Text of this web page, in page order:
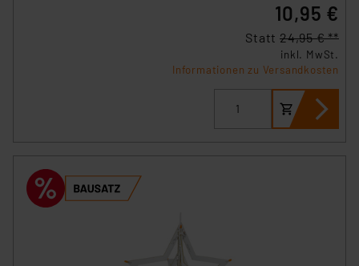
10,95 €
Statt 24,95 € **
inkl. MwSt.
Informationen zu Versandkosten